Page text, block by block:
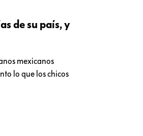
de su país, y
mexicanos
lo que los chicos